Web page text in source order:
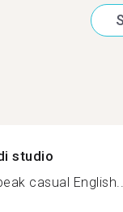
studio
casual English...